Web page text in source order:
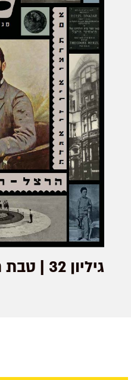
גיליון 32 | טבת תשע"ג